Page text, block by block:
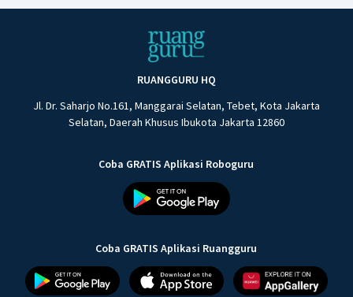
RUANGGURU HQ
Jl. Dr. Saharjo No.161, Manggarai Selatan, Tebet, Kota Jakarta
Selatan, Daerah Khusus Ibukota Jakarta 12860
Coba GRATIS Aplikasi Roboguru
Coba GRATIS Aplikasi Ruangguru